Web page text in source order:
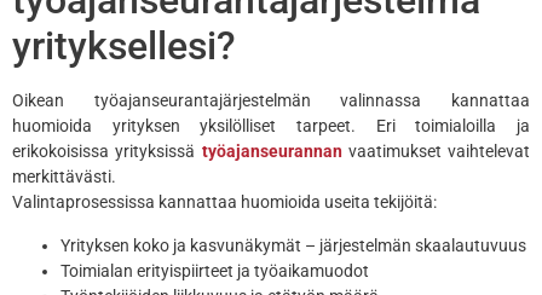
yrityksellesi?
Oikean työajanseurantajärjestelmän valinnassa kannattaa
huomioida yrityksen yksilölliset tarpeet. Eri toimialoilla ja
erikokoisissa yrityksissä työajanseurannanvaatimukset vaihtelevat
merkittävästi.
Valintaprosessissa kannattaa huomioida useita tekijöitä:
Yrityksen koko ja kasvunäkymät – järjestelmän skaalautuvuus
Toimialan erityispiirteet ja työaikamuodot